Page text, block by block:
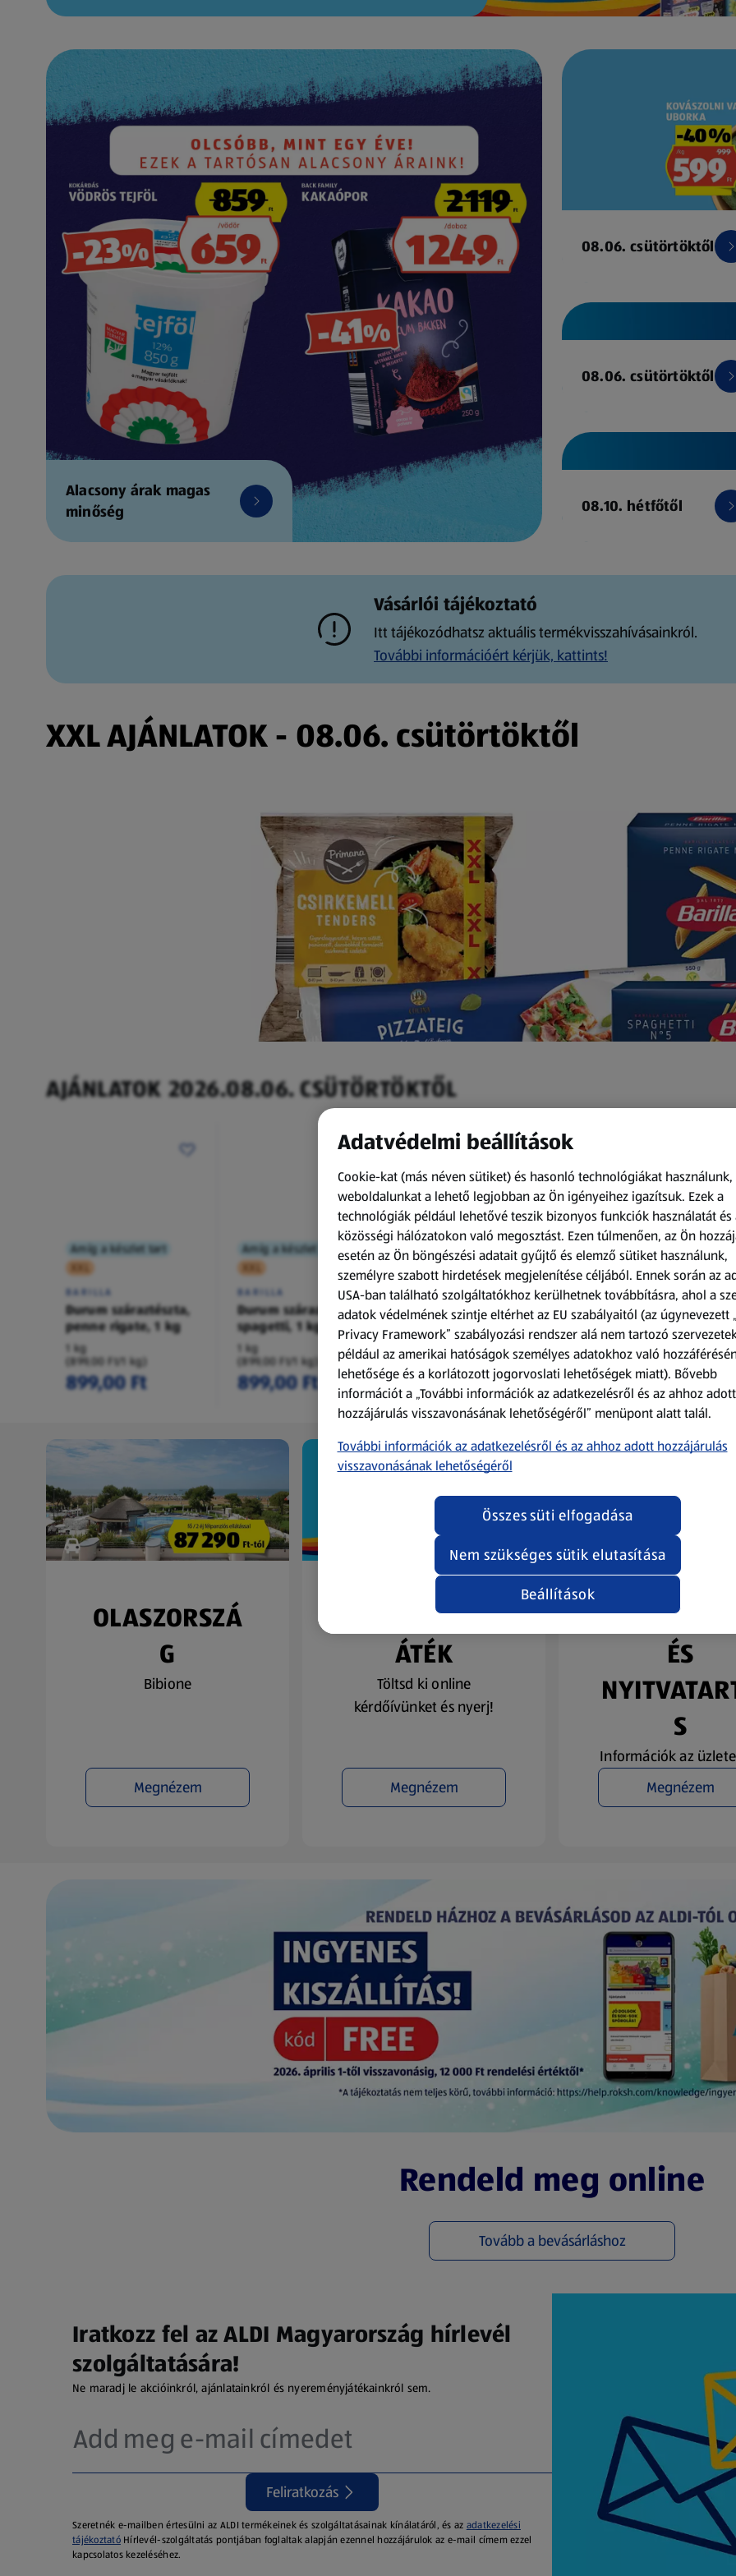
Alacsony árak magas
minőség
08.06. csütörtöktől
08.06. csütörtöktől
08.10. hétfőtől
Vásárlói tájékoztató
Itt tájékozódhatsz aktuális termékvisszahívásainkról.
További információért kérjük, kattints!
XXL AJÁNLATOK - 08.06. csütörtöktől
AJÁNLATOK 2026.08.06. CSÜTÖRTÖKTŐL
Amíg a készlet tart
XXL
BARILLA
Durum száraztészta,
penne rigate, 1 kg
1 kg
(899,00 Ft/1 kg)
899,00 Ft
Amíg a készlet tart
XXL
BARILLA
Durum száraztészta,
spagetti, 1 kg
1 kg
(899,00 Ft/1 kg)
899,00 Ft
Amíg a készlet tart
XXL
ACTIMEL
Actimel joghurtital, 8
palack
0,8 kg
(1 186,25 Ft/1 kg)
949,00 Ft
Amíg a készlet tart
XXL
PRIMANA
XXL Csirkemell
tenders, 1 kg
1 kg
(2 199,00 Ft/1 kg)
2 199,00 Ft
OLASZORSZÁ
G
Bibione
Megnézem
NYEREMÉNYJ
ÁTÉK
Töltsd ki online
kérdőívünket és nyerj!
Megnézem
ÉS
S
Információk az
Megnézem
(új oldalon nyílik meg)
Rendeld meg online
Tovább a bevásárláshoz
(új oldalon nyílik meg)
Iratkozz fel az ALDI Magyarország hírlevél
szolgáltatására!
Ne maradj le akcióinkról, ajánlatainkról és nyereményjátékainkról sem.
Feliratkozás
Szeretnék e-mailben értesülni az ALDI termékeinek és szolgáltatásainak kínálatáról, és az adatkezelési
tájékoztatóHírlevél-szolgáltatás pontjában foglaltak alapján ezennel hozzájárulok az e-mail címem ezzel
kapcsolatos kezeléséhez.
Adatvédelmi beállítások
Cookie-kat (más néven sütiket) és hasonló technológiákat
weboldalunkat a lehető legjobban az Ön igényeihez igazítsuk. Ezek a
technológiák például lehetővé teszik bizonyos funkciók használatát és
közösségi hálózatokon való megosztást. Ezen túlmenően, az Ön
esetén az Ön böngészési adatait gyűjtő és elemző sütiket használunk,
személyre szabott hirdetések megjelenítése céljából. Ennek során az
USA-ban található szolgáltatókhoz kerülhetnek továbbításra, ahol a
adatok védelmének szintje eltérhet az EU szabályaitól (az úgynevezett
Privacy Framework” szabályozási rendszer alá nem tartozó
például az amerikai hatóságok személyes adatokhoz való
lehetősége és a korlátozott jogorvoslati lehetőségek miatt). Bővebb
információt a „További információk az adatkezelésről és az ahhoz adott
hozzájárulás visszavonásának lehetőségéről” menüpont alatt talál.
További információk az adatkezelésről és az ahhoz adott hozzájárulás
visszavonásának lehetőségéről
Beállítások
Nem szükséges sütik elutasítása
Összes süti elfogadása